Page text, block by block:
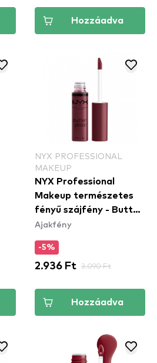
Hozzáadva
NYX PROFESSIONAL
MAKEUP
NYX Professional
Makeup természetes
fényű szájfény - Butter
Gloss – Devil's Food
Ajakfény
-5%
2.936 Ft 3.090 Ft
Hozzáadva